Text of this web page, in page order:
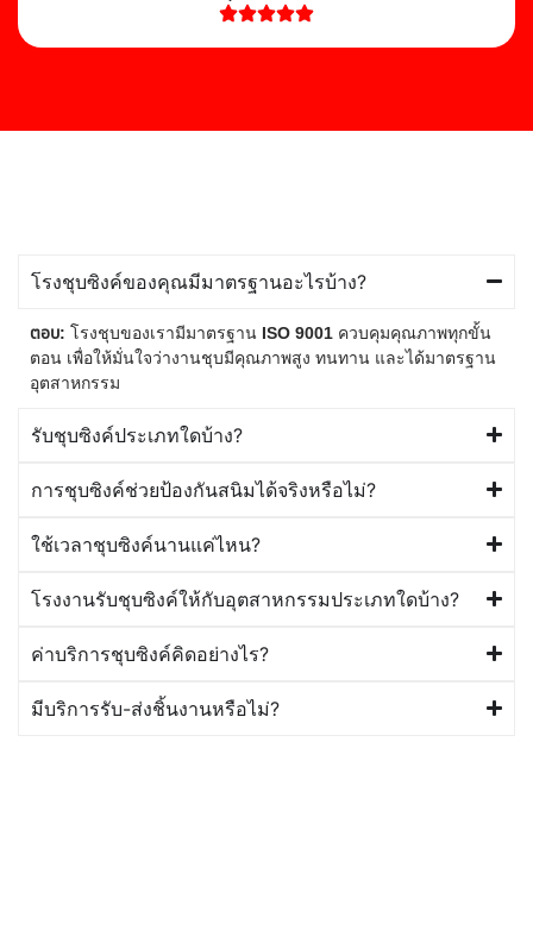
โรงชุบซิงค์ของคุณมีมาตรฐานอะไรบ้าง?
ตอบ: โรงชุบของเรามีมาตรฐาน ISO 9001 ควบคุมคุณภาพทุกขั้น
ตอน เพื่อให้มั่นใจว่างานชุบมีคุณภาพสูง ทนทาน และได้มาตรฐาน
อุตสาหกรรม
รับชุบซิงค์ประเภทใดบ้าง?
การชุบซิงค์ช่วยป้องกันสนิมได้จริงหรือไม่?
ใช้เวลาชุบซิงค์นานแค่ไหน?
โรงงานรับชุบซิงค์ให้กับอุตสาหกรรมประเภทใดบ้าง?
ค่าบริการชุบซิงค์คิดอย่างไร?
มีบริการรับ-ส่งชิ้นงานหรือไม่?